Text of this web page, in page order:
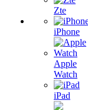
Zte
iPhone
Apple
Watch
iPad